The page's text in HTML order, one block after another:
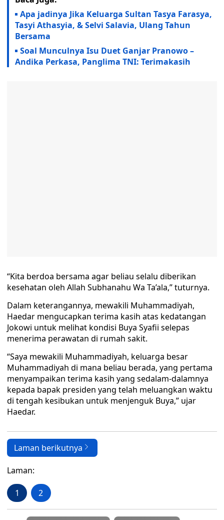
Apa jadinya Jika Keluarga Sultan Tasya Farasya,
Tasyi Athasyia, & Selvi Salavia, Ulang Tahun
Bersama
Soal Munculnya Isu Duet Ganjar Pranowo –
Andika Perkasa, Panglima TNI: Terimakasih
“Kita berdoa bersama agar beliau selalu diberikan
kesehatan oleh Allah Subhanahu Wa Ta’ala,” tuturnya.
Dalam keterangannya, mewakili Muhammadiyah,
Haedar mengucapkan terima kasih atas kedatangan
Jokowi untuk melihat kondisi Buya Syafii selepas
menerima perawatan di rumah sakit.
“Saya mewakili Muhammadiyah, keluarga besar
Muhammadiyah di mana beliau berada, yang pertama
menyampaikan terima kasih yang sedalam-dalamnya
kepada bapak presiden yang telah meluangkan waktu
di tengah kesibukan untuk menjenguk Buya,” ujar
Haedar.
Laman berikutnya
Laman:
1 2